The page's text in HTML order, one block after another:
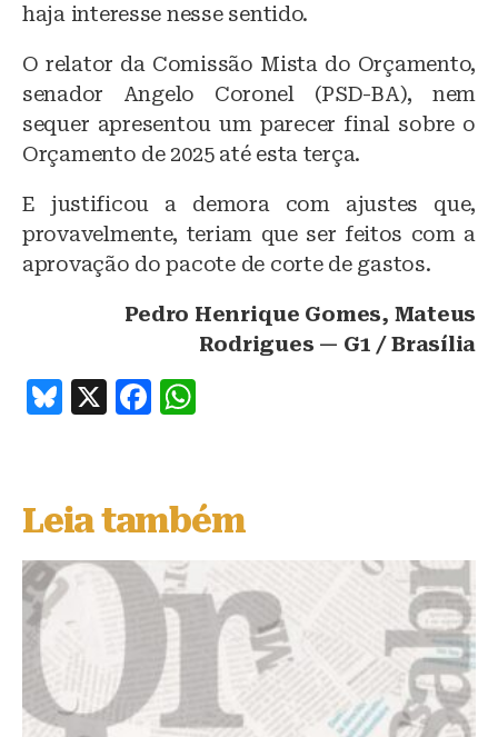
haja interesse nesse sentido.
O relator da Comissão Mista do Orçamento,
senador Angelo Coronel (PSD-BA), nem
sequer apresentou um parecer final sobre o
Orçamento de 2025 até esta terça.
E justificou a demora com ajustes que,
provavelmente, teriam que ser feitos com a
aprovação do pacote de corte de gastos.
Pedro Henrique Gomes, Mateus
Rodrigues — G1 / Brasília
B
s
k
y
X
F
e
b
o
o
k
s
A
p
p
Leia também